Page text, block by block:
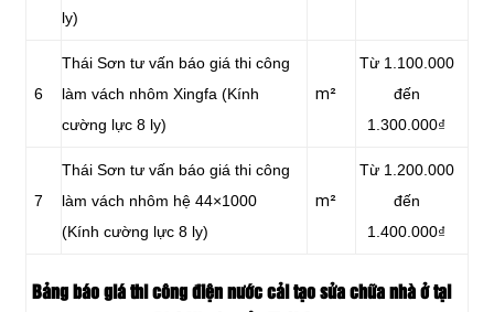
ly)
6
Thái Sơn tư vấn báo giá thi công
làm vách nhôm Xingfa (Kính
cường lực 8 ly)
m²
Từ 1.100.000
đến
1.300.000₫
7
Thái Sơn tư vấn báo giá thi công
làm vách nhôm hệ 44×1000
(Kính cường lực 8 ly)
m²
Từ 1.200.000
đến
1.400.000₫
Bảng báo giá thi công điện nước cải tạo sửa chữa nhà ở tại